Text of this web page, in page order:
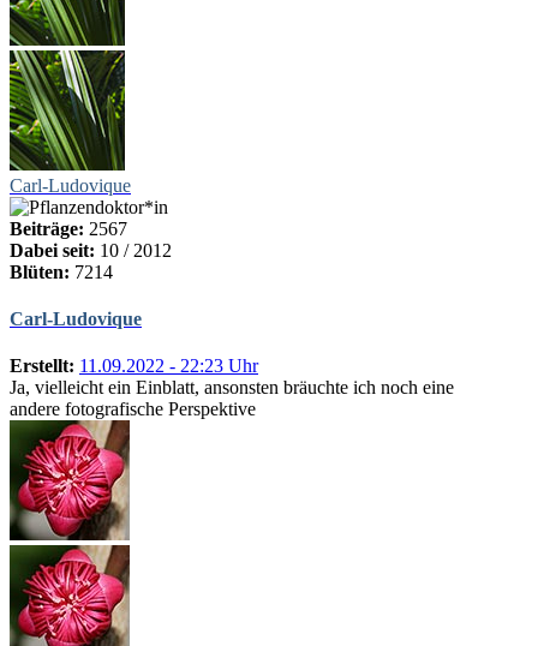
Carl-Ludovique
Beiträge: 2567
Dabei seit: 10 / 2012
Blüten: 7214
Carl-Ludovique
Erstellt: 11.09.2022 - 22:23 Uhr
Ja, vielleicht ein Einblatt, ansonsten bräuchte ich noch eine
andere fotografische Perspektive